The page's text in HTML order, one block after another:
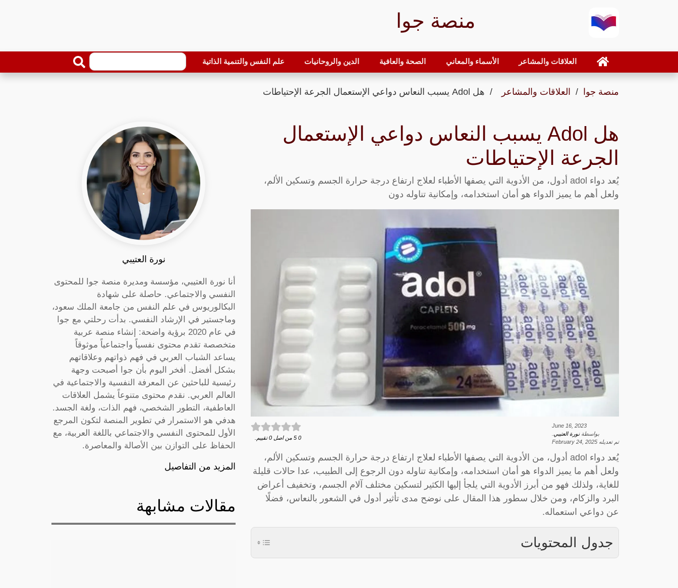
منصة جوا
العلاقات والمشاعر الأسماء والمعاني الصحة والعافية الدين والروحانيات علم النفس والتنمية الذاتية
منصة جوا العلاقات والمشاعر هل Adol يسبب النعاس دواعي الإستعمال الجرعة الإحتياطات
هل Adol يسبب النعاس دواعي الإستعمال
الجرعة الإحتياطات
يُعد دواء adol أدول، من الأدوية التي يصفها الأطباء لعلاج ارتفاع درجة حرارة الجسم وتسكين الألم،
ولعل أهم ما يميز الدواء هو أمان استخدامه، وإمكانية تناوله دون
June 16, 2023
بواسطةنورة العتيبي
تم تعديله February 24, 2025
0
5 من اصل 0 تقييم.
يُعد دواء adol أدول، من الأدوية التي يصفها الأطباء لعلاج ارتفاع درجة حرارة الجسم وتسكين الألم،
ولعل أهم ما يميز الدواء هو أمان استخدامه، وإمكانية تناوله دون الرجوع إلى الطبيب، عدا حالات قليلة
للغاية، ولذلك فهو من أبرز الأدوية التي يلجأ إليها الكثير لتسكين مختلف آلام الجسم، وتخفيف أعراض
البرد والزكام، ومن خلال سطور هذا المقال على نوضح مدى تأثير أدول في الشعور بالنعاس، فضلًا
عن دواعي استعماله.
جدول المحتويات
نورة العتيبي
أنا نورة العتيبي، مؤسسة ومديرة منصة جوا للمحتوى
النفسي والاجتماعي. حاصلة على شهادة
البكالوريوس في علم النفس من جامعة الملك سعود،
وماجستير في الإرشاد النفسي. بدأت رحلتي مع جوا
في عام 2020 برؤية واضحة: إنشاء منصة عربية
متخصصة تقدم محتوى نفسياً واجتماعياً موثوقاً
يساعد الشباب العربي في فهم ذواتهم وعلاقاتهم
بشكل أفضل. أفخر اليوم بأن جوا أصبحت وجهة
رئيسية للباحثين عن المعرفة النفسية والاجتماعية في
العالم العربي. نقدم محتوى متنوعاً يشمل العلاقات
العاطفية، التطور الشخصي، فهم الذات، ولغة الجسد.
هدفي هو الاستمرار في تطوير المنصة لتكون المرجع
الأول للمحتوى النفسي والاجتماعي باللغة العربية، مع
الحفاظ على التوازن بين الأصالة والمعاصرة.
المزيد من التفاصيل
مقالات مشابهة